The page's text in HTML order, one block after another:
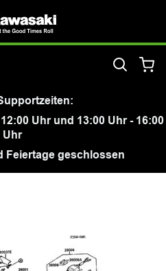
Uhr und 13:00 Uhr - 16:00
Uhr
Feiertage geschlossen